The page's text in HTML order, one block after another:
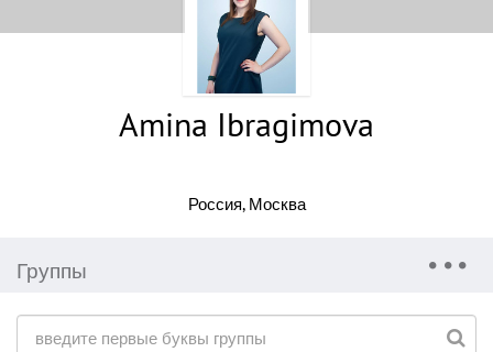
Amina Ibragimova
Россия, Москва
Группы